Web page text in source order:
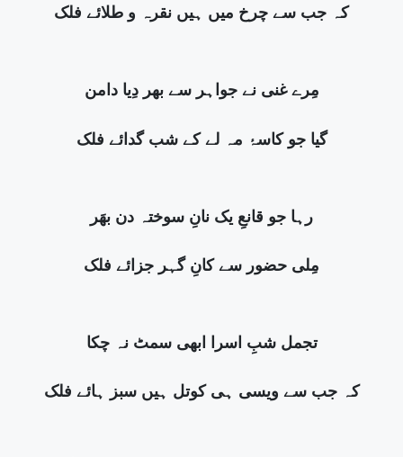
کہ جب سے چرخ میں ہیں نقرہ و طلائے فلک
مِرے غنی نے جواہر سے بھر دِیا دامن
گیا جو کاسۂ مہ لے کے شب گدائے فلک
رہا جو قانعِ یک نانِ سوختہ دن بھَر
مِلی حضور سے کانِ گہر جزائے فلک
تجمل شبِ اسرا ابھی سمٹ نہ چکا
کہ جب سے ویسی ہی کوتل ہیں سبز ہائے فلک